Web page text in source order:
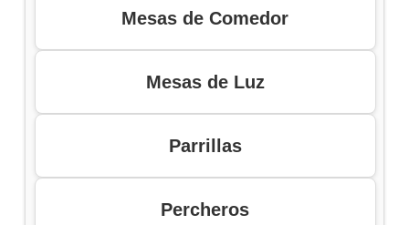
Mesas de Comedor
Mesas de Luz
Parrillas
Percheros